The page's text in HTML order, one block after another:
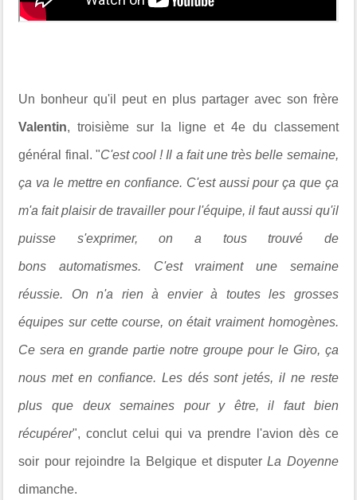
Un bonheur qu'il peut en plus partager avec son frère
Valentin, troisième sur la ligne et 4e du classement
général final. "C'est cool ! Il a fait une très belle semaine,
ça va le mettre en confiance. C'est aussi pour ça que ça
m'a fait plaisir de travailler pour l'équipe, il faut aussi qu'il
puisse s'exprimer, on a tous trouvé de
bons automatismes. C'est vraiment une semaine
réussie. On n'a rien à envier à toutes les grosses
équipes sur cette course, on était vraiment homogènes.
Ce sera en grande partie notre groupe pour le Giro, ça
nous met en confiance. Les dés sont jetés, il ne reste
plus que deux semaines pour y être, il faut bien
récupérer", conclut celui qui va prendre l'avion dès ce
soir pour rejoindre la Belgique et disputerLa Doyenne
dimanche.